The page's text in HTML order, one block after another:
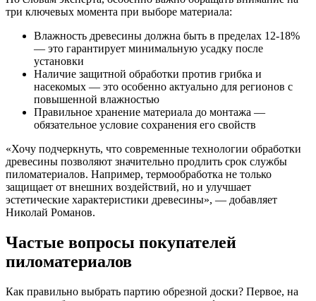
три ключевых момента при выборе материала:
Влажность древесины должна быть в пределах 12-18%
— это гарантирует минимальную усадку после
установки
Наличие защитной обработки против грибка и
насекомых — это особенно актуально для регионов с
повышенной влажностью
Правильное хранение материала до монтажа —
обязательное условие сохранения его свойств
«Хочу подчеркнуть, что современные технологии обработки
древесины позволяют значительно продлить срок службы
пиломатериалов. Например, термообработка не только
защищает от внешних воздействий, но и улучшает
эстетические характеристики древесины», — добавляет
Николай Романов.
Частые вопросы покупателей
пиломатериалов
Как правильно выбрать партию обрезной доски? Первое, на